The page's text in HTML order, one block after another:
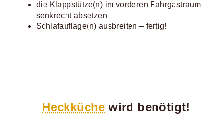
die Klappstütze(n) im vorderen Fahrgastraum
senkrecht absetzen
Schlafauflage(n) ausbreiten – fertig!
Heckküche wird benötigt!